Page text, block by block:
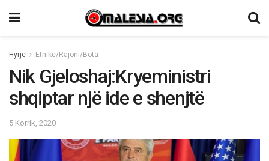
Hyrje Etnike/Rajoni/Bota
Nik Gjeloshaj:Kryeministri
shqiptar një ide e shenjtë
5 Korrik, 2020